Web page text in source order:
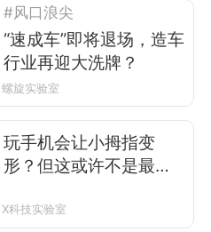
#风口浪尖
“速成车”即将退场，造车
行业再迎大洗牌？
螺旋实验室
玩手机会让小拇指变
形？但这或许不是最可
X科技实验室